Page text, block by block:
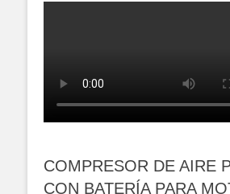
COMPRESOR DE AIRE
CON BATERÍA PARA